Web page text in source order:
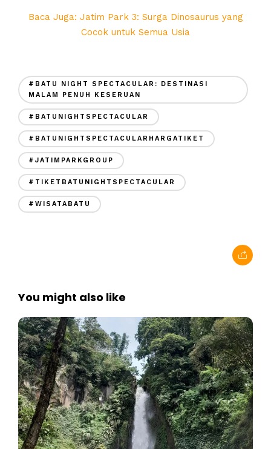
Baca Juga: Jatim Park 3: Surga Dinosaurus yang
Cocok untuk Semua Usia
#BATU NIGHT SPECTACULAR: DESTINASI
MALAM PENUH KESERUAN
#BATUNIGHTSPECTACULAR
#BATUNIGHTSPECTACULARHARGATIKET
#JATIMPARKGROUP
#TIKETBATUNIGHTSPECTACULAR
#WISATABATU
You might also like